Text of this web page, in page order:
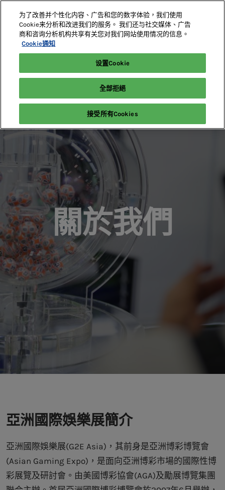
2027年5月18-20日
澳門威尼斯人
關於我們
亞洲國際娛樂展簡介
亞洲國際娛樂展(G2E Asia)，其前身是亞洲博彩博覽會
(Asian Gaming Expo)，是面向亞洲博彩市場的國際性博
彩展覽及研討會。由美國博彩協會(AGA)及勵展博覽集團
为了改善并个性化内容、广告和您的数字体验，我们使用
Cookie来分析和改进我们的服务。 我们还与社交媒体、广告
商和咨询分析机构共享有关您对我们网站使用情况的信息。
Cookie通知
设置Cookie
全部拒絕
接受所有Cookies